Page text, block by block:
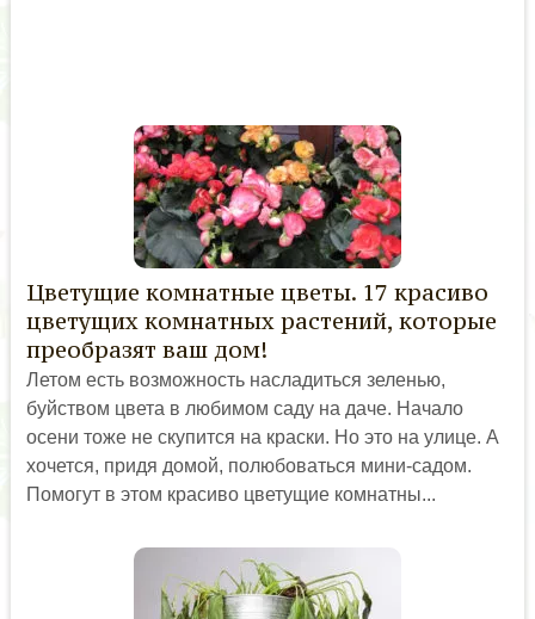
Цветущие комнатные цветы. 17 красиво
цветущих комнатных растений, которые
преобразят ваш дом!
Летом есть возможность насладиться зеленью,
буйством цвета в любимом саду на даче. Начало
осени тоже не скупится на краски. Но это на улице. А
хочется, придя домой, полюбоваться мини-садом.
Помогут в этом красиво цветущие комнатны...